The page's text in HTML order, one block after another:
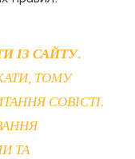
ІЗ САЙТУ.
ТОМУ
СОВІСТІ.
ТА